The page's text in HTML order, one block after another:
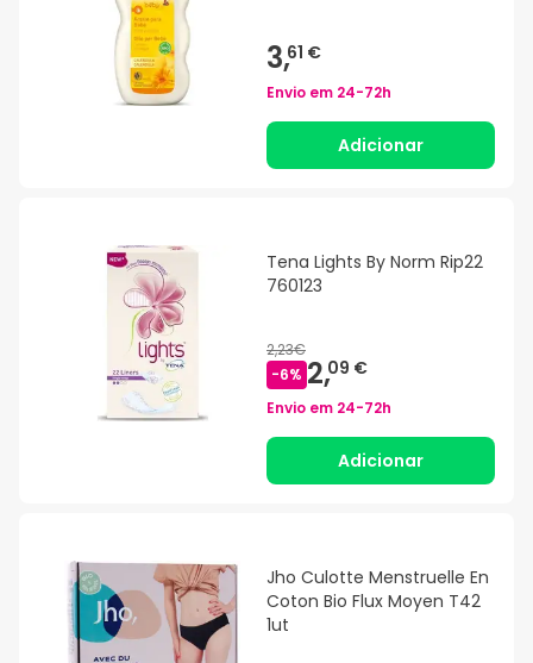
3,61 €
Envio em 24-72h
Adicionar
Tena Lights By Norm Rip22
760123
2,23€
-6% 2,09 €
Envio em 24-72h
Adicionar
Jho Culotte Menstruelle En
Coton Bio Flux Moyen T42
1ut